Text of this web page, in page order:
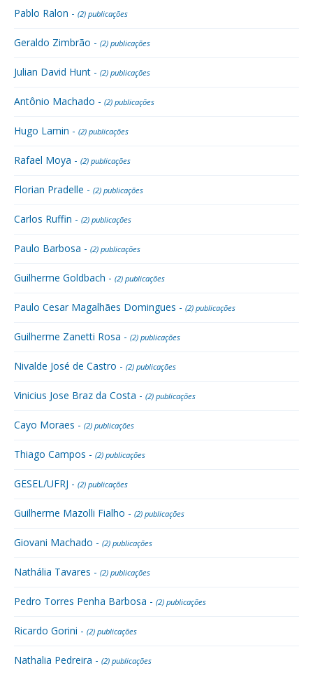
Pablo Ralon - (2) publicações
Geraldo Zimbrão - (2) publicações
Julian David Hunt - (2) publicações
Antônio Machado - (2) publicações
Hugo Lamin - (2) publicações
Rafael Moya - (2) publicações
Florian Pradelle - (2) publicações
Carlos Ruffin - (2) publicações
Paulo Barbosa - (2) publicações
Guilherme Goldbach - (2) publicações
Paulo Cesar Magalhães Domingues - (2) publicações
Guilherme Zanetti Rosa - (2) publicações
Nivalde José de Castro - (2) publicações
Vinicius Jose Braz da Costa - (2) publicações
Cayo Moraes - (2) publicações
Thiago Campos - (2) publicações
GESEL/UFRJ - (2) publicações
Guilherme Mazolli Fialho - (2) publicações
Giovani Machado - (2) publicações
Nathália Tavares - (2) publicações
Pedro Torres Penha Barbosa - (2) publicações
Ricardo Gorini - (2) publicações
Nathalia Pedreira - (2) publicações